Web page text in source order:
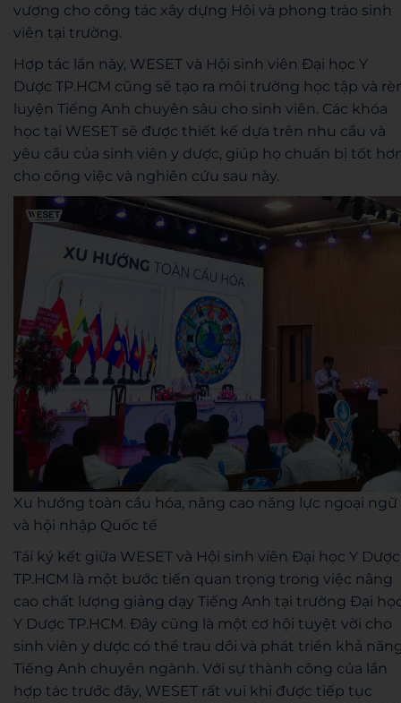
vượng cho công tác xây dựng Hội và phong trào sinh
viên tại trường.
Hợp tác lần này, WESET và Hội sinh viên Đại học Y
Dược TP.HCM cũng sẽ tạo ra môi trường học tập và
luyện Tiếng Anh chuyên sâu cho sinh viên. Các khóa
học tại WESET sẽ được thiết kế dựa trên nhu cầu và
yêu cầu của sinh viên y dược, giúp họ chuẩn bị tốt
cho công việc và nghiên cứu sau này.
Xu hướng toàn cầu hóa, nâng cao năng lực ngoại ngữ
và hội nhập Quốc tế
Tái ký kết giữa WESET và Hội sinh viên Đại học Y Dược
TP.HCM là một bước tiến quan trọng trong việc nâng
cao chất lượng giảng dạy Tiếng Anh tại trường Đại
Y Dược TP.HCM. Đây cũng là một cơ hội tuyệt vời cho
sinh viên y dược có thể trau dồi và phát triển khả
Tiếng Anh chuyên ngành. Với sự thành công của lần
hợp tác trước đây, WESET rất vui khi được tiếp tục